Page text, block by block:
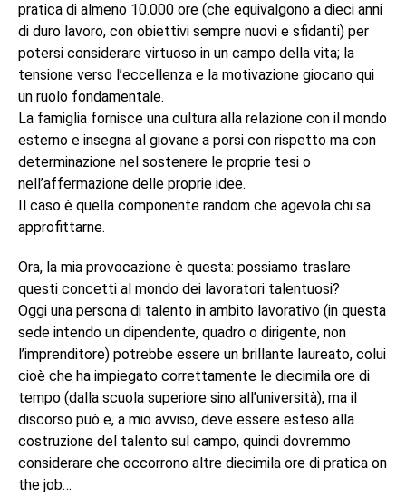
pratica di almeno 10.000 ore (che equivalgono a dieci anni
di duro lavoro, con obiettivi sempre nuovi e sfidanti) per
potersi considerare virtuoso in un campo della vita; la
tensione verso l’eccellenza e la motivazione giocano qui
un ruolo fondamentale.
La famiglia fornisce una cultura alla relazione con il mondo
esterno e insegna al giovane a porsi con rispetto ma con
determinazione nel sostenere le proprie tesi o
nell’affermazione delle proprie idee.
Il caso è quella componente random che agevola chi sa
approfittarne.
Ora, la mia provocazione è questa: possiamo traslare
questi concetti al mondo dei lavoratori talentuosi?
Oggi una persona di talento in ambito lavorativo (in questa
sede intendo un dipendente, quadro o dirigente, non
l’imprenditore) potrebbe essere un brillante laureato, colui
cioè che ha impiegato correttamente le diecimila ore di
tempo (dalla scuola superiore sino all’università), ma il
discorso può e, a mio avviso, deve essere esteso alla
costruzione del talento sul campo, quindi dovremmo
considerare che occorrono altre diecimila ore di pratica on
the job…